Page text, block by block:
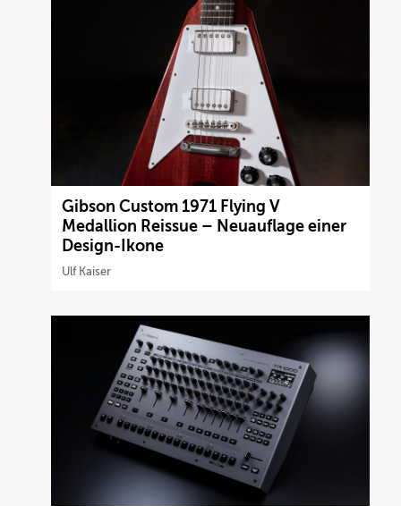
Gibson Custom 1971 Flying V
Medallion Reissue – Neuauflage einer
Design-Ikone
Ulf Kaiser